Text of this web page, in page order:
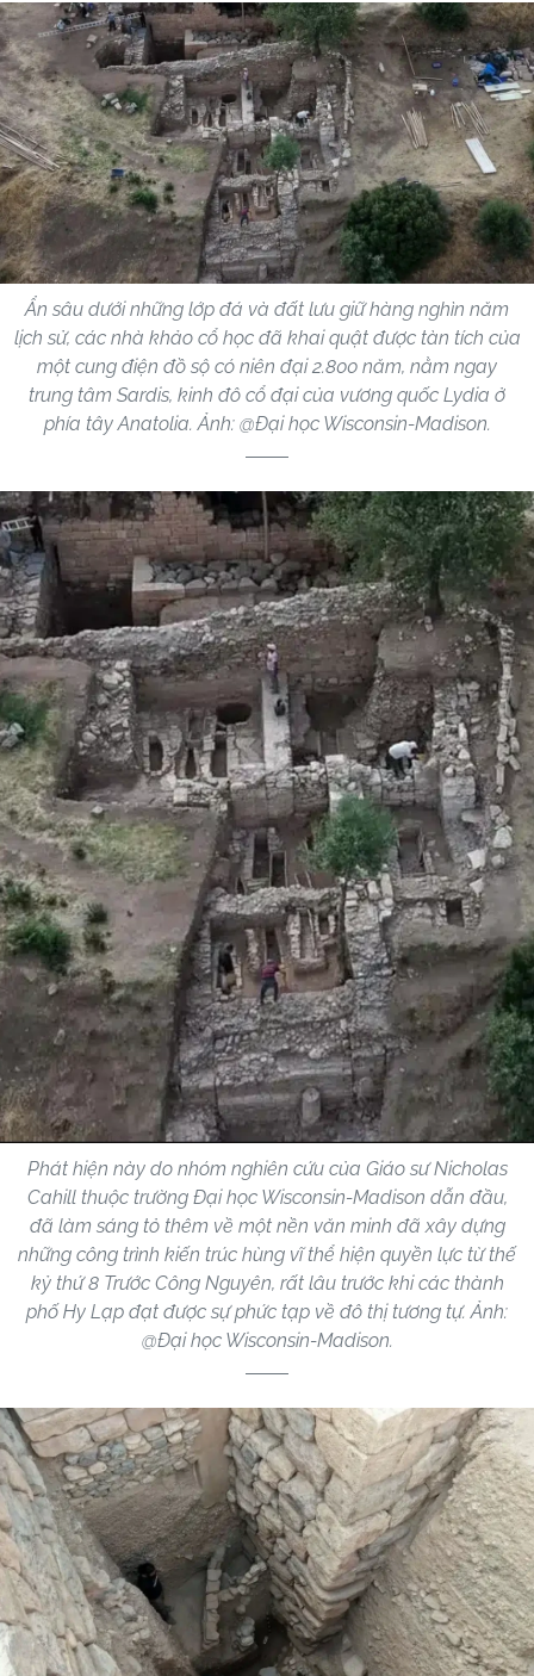
Ẩn sâu dưới những lớp đá và đất lưu giữ hàng nghìn năm
lịch sử, các nhà khảo cổ học đã khai quật được tàn tích của
một cung điện đồ sộ có niên đại 2.800 năm, nằm ngay
trung tâm Sardis, kinh đô cổ đại của vương quốc Lydia ở
phía tây Anatolia. Ảnh: @Đại học Wisconsin-Madison.
Phát hiện này do nhóm nghiên cứu của Giáo sư Nicholas
Cahill thuộc trường Đại học Wisconsin-Madison dẫn đầu,
đã làm sáng tỏ thêm về một nền văn minh đã xây dựng
những công trình kiến ​​trúc hùng vĩ thể hiện quyền lực từ thế
kỷ thứ 8 Trước Công Nguyên, rất lâu trước khi các thành
phố Hy Lạp đạt được sự phức tạp về đô thị tương tự. Ảnh:
@Đại học Wisconsin-Madison.